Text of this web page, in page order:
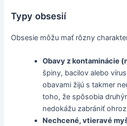
Typy obsesií
Obsesie môžu mať rôzny
Obavy z kontaminácie
špiny, bacilov alebo
obavami žijú s takmer
toho, že spôsobia
nedokážu zabrániť
Nechcené, vtieravé